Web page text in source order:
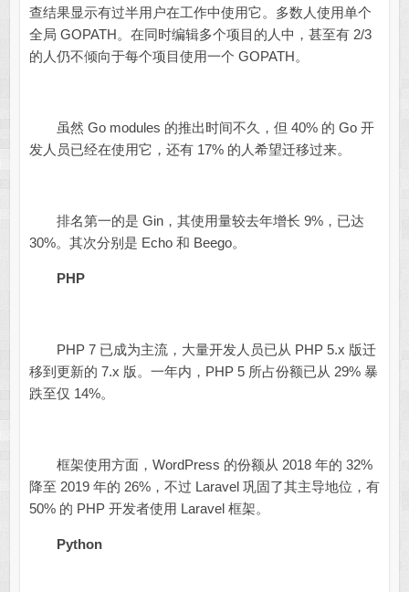
查结果显示有过半用户在工作中使用它。多数人使用单个
全局 GOPATH。在同时编辑多个项目的人中，甚至有 2/3
的人仍不倾向于每个项目使用一个 GOPATH。
虽然 Go modules 的推出时间不久，但 40% 的 Go 开
发人员已经在使用它，还有 17% 的人希望迁移过来。
排名第一的是 Gin，其使用量较去年增长 9%，已达
30%。其次分别是 Echo 和 Beego。
PHP
PHP 7 已成为主流，大量开发人员已从 PHP 5.x 版迁
移到更新的 7.x 版。一年内，PHP 5 所占份额已从 29% 暴
跌至仅 14%。
框架使用方面，WordPress 的份额从 2018 年的 32%
降至 2019 年的 26%，不过 Laravel 巩固了其主导地位，有
50% 的 PHP 开发者使用 Laravel 框架。
Python